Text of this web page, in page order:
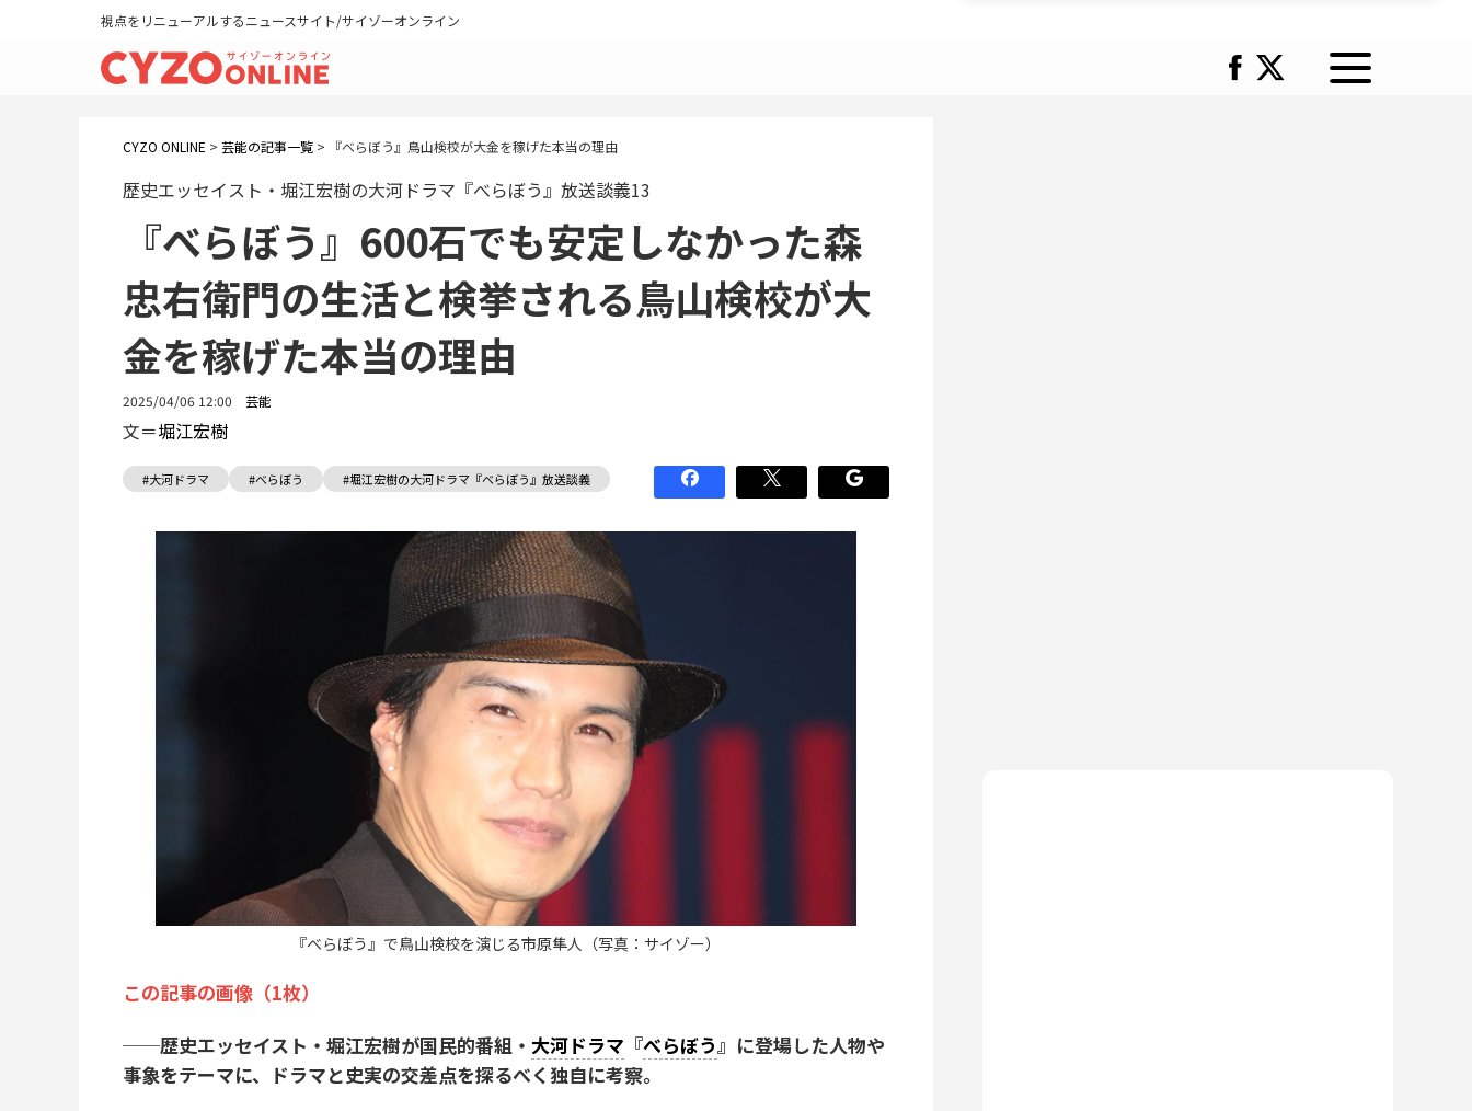
視点をリニューアルするニュースサイト/サイゾーオンライン
CYZO ONLINE > 芸能の記事一覧 > 『べらぼう』鳥山検校が大金を稼げた本当の理由
歴史エッセイスト・堀江宏樹の大河ドラマ『べらぼう』放送談義13
『べらぼう』600石でも安定しなかった森
忠右衛門の生活と検挙される鳥山検校が大
金を稼げた本当の理由
2025/04/06 12:00 芸能
文＝堀江宏樹
#大河ドラマ #べらぼう #堀江宏樹の大河ドラマ『べらぼう』放送談義
『べらぼう』で鳥山検校を演じる市原隼人（写真：サイゾー）
この記事の画像（1枚）
──歴史エッセイスト・堀江宏樹が国民的番組・ 大河ドラマ 『べらぼう』に登場した人物や
事象をテーマに、ドラマと史実の交差点を探るべく独自に考察。